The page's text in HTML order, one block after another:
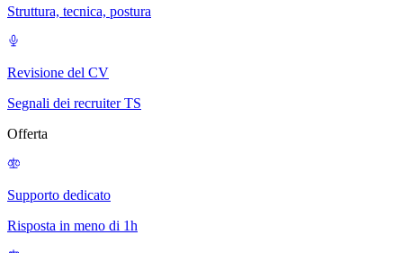
Struttura, tecnica, postura
Revisione del CV
Segnali dei recruiter TS
Offerta
Supporto dedicato
Risposta in meno di 1h